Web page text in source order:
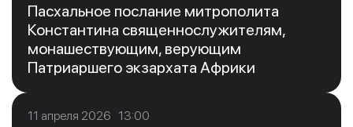
Пасхальное послание митрополита
Константина священнослужителям,
монашествующим, верующим
Патриаршего экзархата Африки
11 апреля 2026 13:00